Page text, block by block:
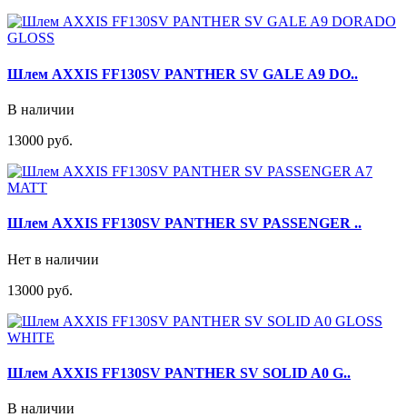
Шлем AXXIS FF130SV PANTHER SV GALE A9 DO..
В наличии
13000 руб.
Шлем AXXIS FF130SV PANTHER SV PASSENGER ..
Нет в наличии
13000 руб.
Шлем AXXIS FF130SV PANTHER SV SOLID A0 G..
В наличии